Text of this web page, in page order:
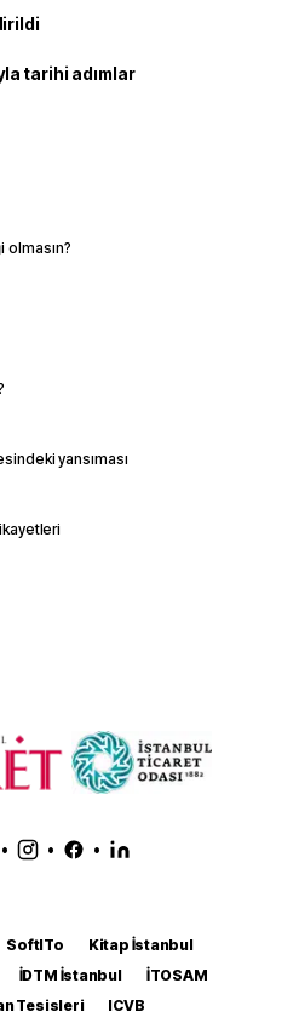
tarihi adımlar
yansıması
• • •
SoftITo
Kitap İstanbul
İDTM İstanbul
İTOSAM
Tesisleri
ICVB